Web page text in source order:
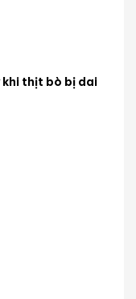
thịt bò bị dai